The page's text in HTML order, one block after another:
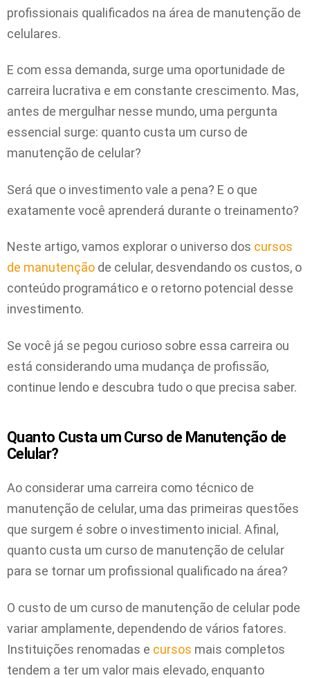
profissionais qualificados na área de manutenção de
celulares.
E com essa demanda, surge uma oportunidade de
carreira lucrativa e em constante crescimento. Mas,
antes de mergulhar nesse mundo, uma pergunta
essencial surge: quanto custa um curso de
manutenção de celular?
Será que o investimento vale a pena? E o que
exatamente você aprenderá durante o treinamento?
Neste artigo, vamos explorar o universo dos cursos
de manutenção de celular, desvendando os custos, o
conteúdo programático e o retorno potencial desse
investimento.
Se você já se pegou curioso sobre essa carreira ou
está considerando uma mudança de profissão,
continue lendo e descubra tudo o que precisa saber.
Quanto Custa um Curso de Manutenção de
Celular?
Ao considerar uma carreira como técnico de
manutenção de celular, uma das primeiras questões
que surgem é sobre o investimento inicial. Afinal,
quanto custa um curso de manutenção de celular
para se tornar um profissional qualificado na área?
O custo de um curso de manutenção de celular pode
variar amplamente, dependendo de vários fatores.
Instituições renomadas e cursos mais completos
tendem a ter um valor mais elevado, enquanto